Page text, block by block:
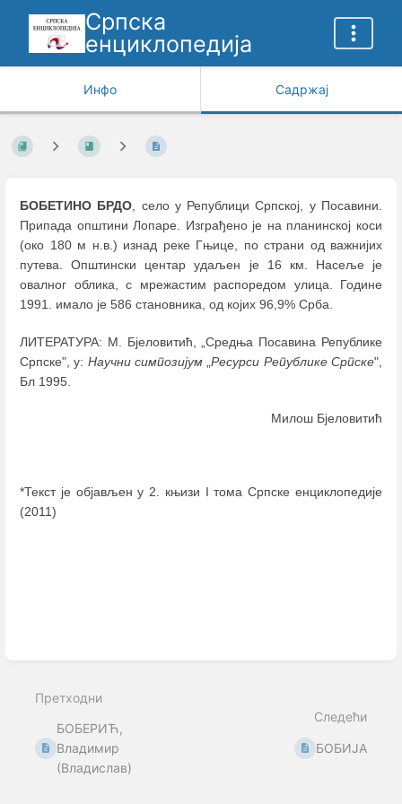
Српска
енциклопедија
Инфо Садржај
БОБЕТИНО БРДО, село у Републици Српској, у Посавини.
Припада општини Лопаре. Изграђено је на планинској коси
(око 180 м н.в.) изнад реке Гњице, по страни од важнијих
путева. Општински центар удаљен је 16 км. Насеље је
овалног облика, с мрежастим распоредом улица. Године
1991. имало је 586 становника, од којих 96,9% Срба.
ЛИТЕРАТУРА: М. Бјеловитић, „Средња Посавина Републике
Српске", у: Научни симпозијум „Ресурси Републике Српске",
Бл 1995.
Милош Бјеловитић
*Текст је објављен у 2. књизи I тома Српске енциклопедије
(2011)
Претходни
БОБЕРИЋ,
Владимир
(Владислав)
Следећи
БОБИЈА